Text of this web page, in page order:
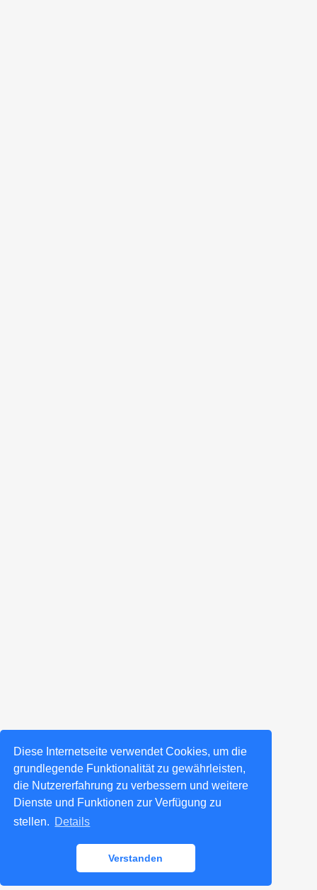
Diese Internetseite verwendet Cookies, um die
grundlegende Funktionalität zu gewährleisten,
die Nutzererfahrung zu verbessern und weitere
Dienste und Funktionen zur Verfügung zu
stellen. Details
Verstanden